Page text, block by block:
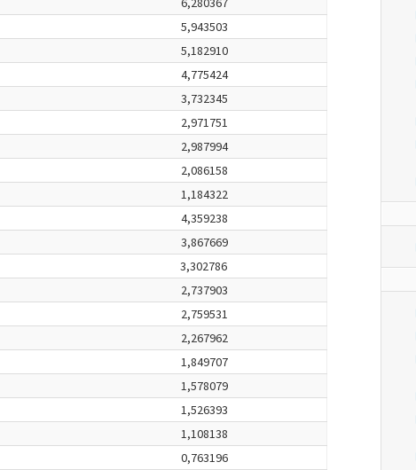
5,943503
5,182910
4,775424
3,732345
2,971751
2,987994
2,086158
1,184322
4,359238
3,867669
3,302786
2,737903
2,759531
2,267962
1,849707
1,578079
1,526393
1,108138
0,763196